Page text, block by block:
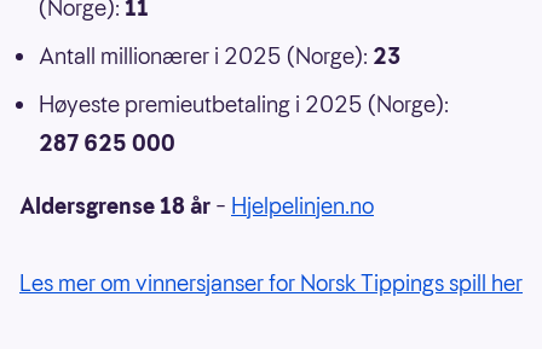
(Norge): 11
Antall millionærer i 2025 (Norge): 23
Høyeste premieutbetaling i 2025 (Norge):
287 625 000
Aldersgrense 18 år – Hjelpelinjen.no
Les mer om vinnersjanser for Norsk Tippings spill her